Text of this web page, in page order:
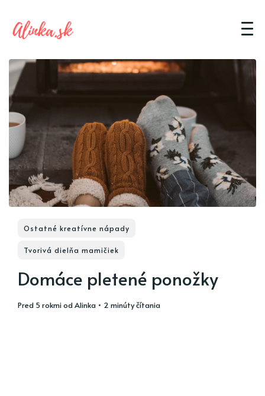
Ostatné kreatívne nápady
Tvorivá dielňa mamičiek
Domáce pletené ponožky
pred 5 rokmiodAlinka • 2 minúty čítania